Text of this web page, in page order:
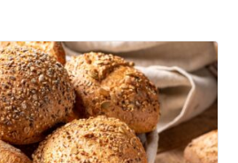
broodje op basis van
kwark!